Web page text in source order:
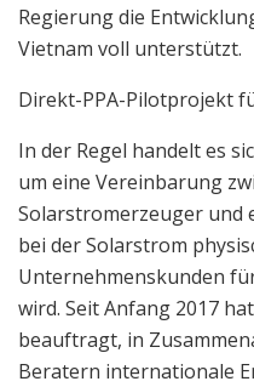
Regierung die
Vietnam voll unterstützt.
Direkt-PPA-Pilotprojekt
In der Regel handelt es
um eine Vereinbarung
Solarstromerzeuger und
bei der Solarstrom
Unternehmenskunden
wird. Seit Anfang 2017
beauftragt, in
Beratern internationale